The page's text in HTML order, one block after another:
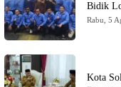
Bidik
Rabu, 5
Kota